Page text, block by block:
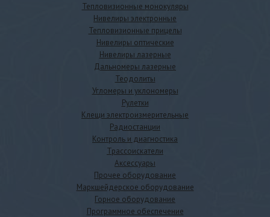
Тепловизионные монокуляры
Нивелиры электронные
Тепловизионные прицелы
Нивелиры оптические
Нивелиры лазерные
Дальномеры лазерные
Теодолиты
Угломеры и уклономеры
Рулетки
Клещи электроизмерительные
Радиостанции
Контроль и диагностика
Трассоискатели
Аксессуары
Прочее оборудование
Маркшейдерское оборудование
Горное оборудование
Программное обеспечение